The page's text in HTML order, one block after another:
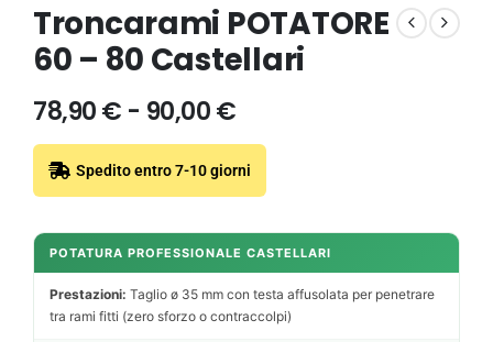
Troncarami POTATORE
60 – 80 Castellari
78,90€ - 90,00€
Spedito entro 7-10 giorni
POTATURA PROFESSIONALE CASTELLARI
Prestazioni: Taglio ø 35 mm con testa affusolata per penetrare
tra rami fitti (zero sforzo o contraccolpi)